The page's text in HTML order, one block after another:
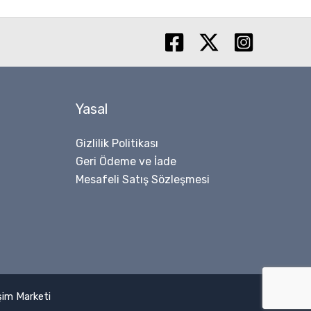
Yasal
Gizlilik Politikası
Geri Ödeme ve İade
Mesafeli Satış Sözleşmesi
Marketi